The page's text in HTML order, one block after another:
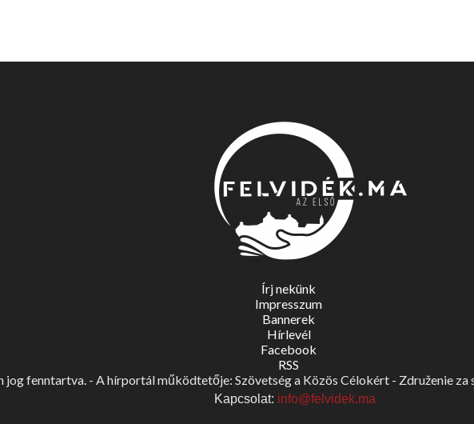
Írj nekünk
Impresszum
Bannerek
Hírlevél
Facebook
RSS
fenntartva. - A hírportál működtetője: Szövetség a Közös Célokért - Združenie za
Kapcsolat: info@felvidek.ma